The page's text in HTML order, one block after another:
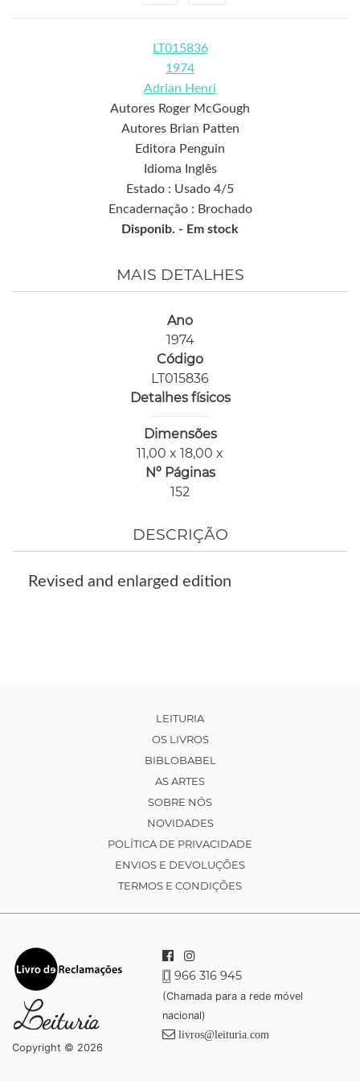
LT015836
1974
Adrian Henri
Autores Roger McGough
Autores Brian Patten
Editora Penguin
Idioma Inglês
Estado : Usado 4/5
Encadernação : Brochado
Disponib. - Em stock
MAIS DETALHES
Ano
1974
Código
LT015836
Detalhes físicos
Dimensões
11,00 x 18,00 x
Nº Páginas
152
DESCRIÇÃO
Revised and enlarged edition
LEITURIA
OS LIVROS
BIBLOBABEL
AS ARTES
SOBRE NÓS
NOVIDADES
POLÍTICA DE PRIVACIDADE
ENVIOS E DEVOLUÇÕES
TERMOS E CONDIÇÕES
Copyright © 2026
966 316 945
(Chamada para a rede móvel
nacional)
livros@leituria.com